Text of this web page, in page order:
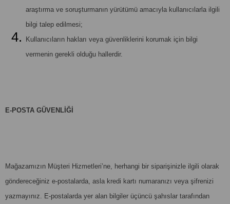
araştırma ve soruşturmanın yürütümü amacıyla kullanıcılarla ilgili
bilgi talep edilmesi;
Kullanıcıların hakları veya güvenliklerini korumak için bilgi
vermenin gerekli olduğu hallerdir.
E-POSTA GÜVENLİĞİ
Mağazamızın Müşteri Hizmetleri’ne, herhangi bir siparişinizle ilgili olarak
göndereceğiniz e-postalarda, asla kredi kartı numaranızı veya şifrenizi
yazmayınız. E-postalarda yer alan bilgiler üçüncü şahıslar tarafından